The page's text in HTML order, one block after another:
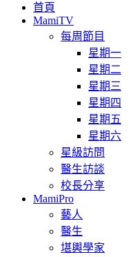
首頁
MamiTV
每周節目
星期一
星期二
星期三
星期四
星期五
星期六
星級訪問
醫生訪談
校長分享
MamiPro
藝人
醫生
堪輿學家